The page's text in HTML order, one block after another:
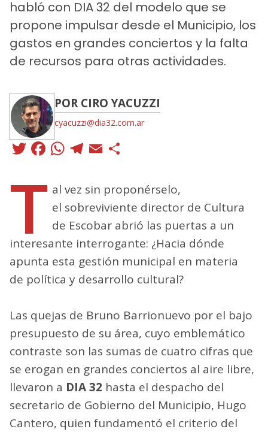
habló con DIA 32 del modelo que se
propone impulsar desde el Municipio, los
gastos en grandes conciertos y la falta
de recursos para otras actividades.
POR CIRO YACUZZI
cyacuzzi@dia32.com.ar
Twitter
Facebook
WhatsApp
Telegram
Email
T al vez sin proponérselo,
el sobreviviente director de Cultura
de Escobar abrió las puertas a un
interesante interrogante: ¿Hacia dónde
apunta esta gestión municipal en materia
de política y desarrollo cultural?
Las quejas de Bruno Barrionuevo por el bajo
presupuesto de su área, cuyo emblemático
contraste son las sumas de cuatro cifras que
se erogan en grandes conciertos al aire libre,
llevaron a DIA 32 hasta el despacho del
secretario de Gobierno del Municipio, Hugo
Cantero, quien fundamentó el criterio del